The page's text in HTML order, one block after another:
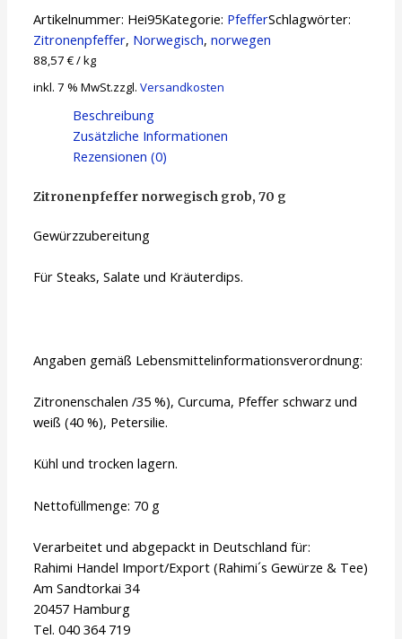
Artikelnummer: Hei95Kategorie: PfefferSchlagwörter:
Zitronenpfeffer, Norwegisch,norwegen
88,57€/kg
inkl. 7 % MwSt.zzgl.Versandkosten
Beschreibung
Zusätzliche Informationen
Rezensionen (0)
Zitronenpfeffer norwegisch grob, 70 g
Gewürzzubereitung
Für Steaks, Salate und Kräuterdips.
Angaben gemäß Lebensmittelinformationsverordnung:
Zitronenschalen /35 %), Curcuma, Pfeffer schwarz und
weiß (40 %), Petersilie.
Kühl und trocken lagern.
Nettofüllmenge: 70 g
Verarbeitet und abgepackt in Deutschland für:
Rahimi Handel Import/Export (Rahimi´s Gewürze & Tee)
Am Sandtorkai 34
20457 Hamburg
Tel. 040 364 719